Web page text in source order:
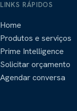
LINKS RÁPIDOS
Home
Produtos e serviços
Prime Intelligence
Solicitar orçamento
Agendar conversa